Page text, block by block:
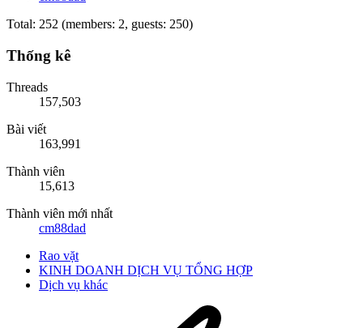
Total: 252 (members: 2, guests: 250)
Thống kê
Threads
157,503
Bài viết
163,991
Thành viên
15,613
Thành viên mới nhất
cm88dad
Rao vặt
KINH DOANH DỊCH VỤ TỔNG HỢP
Dịch vụ khác